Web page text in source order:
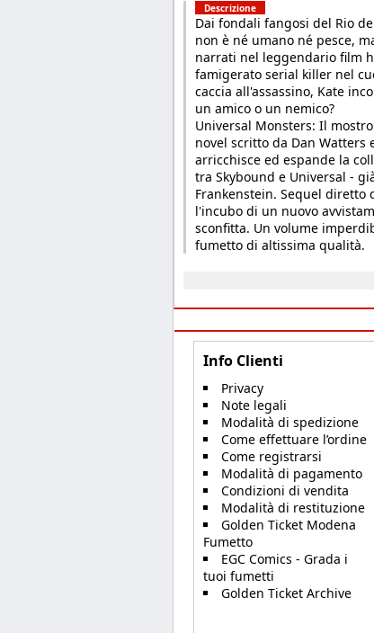
Descrizione
Dai fondali fangosi del Rio
non è né umano né pesce,
narrati nel leggendario film
famigerato serial killer nel
caccia all'assassino, Kate
un amico o un nemico?
Universal Monsters: Il
novel scritto da Dan Watters
arricchisce ed espande la
tra Skybound e Universal -
Frankenstein. Sequel
l'incubo di un nuovo
sconfitta. Un volume
fumetto di altissima qualità.
Info Clienti
Privacy
Note legali
Modalità di spedizione
Come effettuare l’ordine
Come registrarsi
Modalità di pagamento
Condizioni di vendita
Modalità di restituzione
Golden Ticket Modena
Fumetto
EGC Comics - Grada i
tuoi fumetti
Golden Ticket Archive